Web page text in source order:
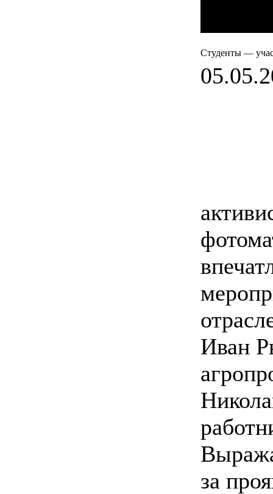
Студенты —
Иван
за